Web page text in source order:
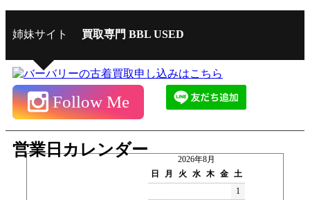
姉妹サイト 買取専門 BBL USED
Follow Me
営業日カレンダー
2026年8月
日
月 火 水 木 金 土
1